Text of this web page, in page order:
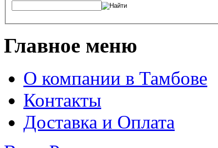
Главное меню
О компании в Тамбове
Контакты
Доставка и Оплата